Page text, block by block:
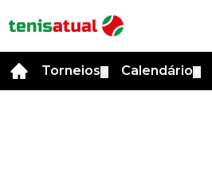
Torneios Calendário